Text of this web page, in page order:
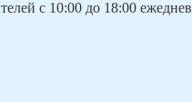
с 10:00 до 18:00